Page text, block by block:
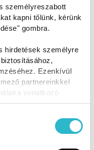
személyreszabott
kapni tőlünk, kérünk
gombra.
hirdetések személyre
Ezenkívül
partnereinkkel
vonatkozó
más olyan
gyűjtöttek.